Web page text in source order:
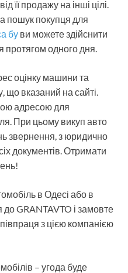
її продажу на інші цілі.
пошук покупця для
бу ви можете здійснити
протягом одного дня.
оцінку машини та
що вказаний на сайті.
адресою для
При цьому викуп авто
звернення, з юридично
документів. Отримати
в Одесі або в
до GRANTAVTO і замовте
з цією компанією
– угода буде